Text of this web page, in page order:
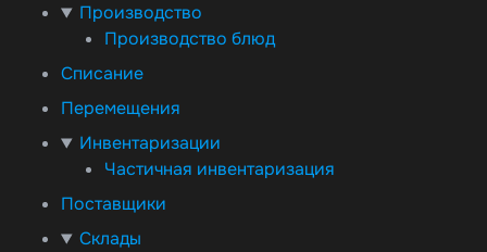
Производство
Производство блюд
Списание
Перемещения
Инвентаризации
Частичная инвентаризация
Поставщики
Склады